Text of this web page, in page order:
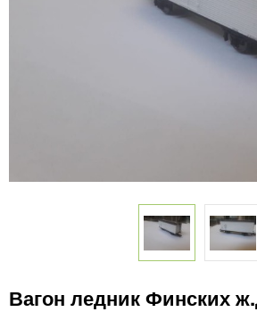
Вагон ледник Финских